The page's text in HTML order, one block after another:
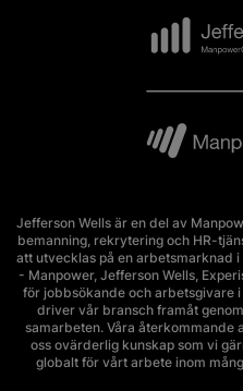
Jefferson Wells är en del av
bemanning, rekrytering och HR-
att utvecklas på en arbetsmarknad
- Manpower, Jefferson Wells,
för jobbsökande och arbetsgivare
driver vår bransch framåt
samarbeten. Våra
oss ovärderlig kunskap som vi
globalt för vårt arbete inom